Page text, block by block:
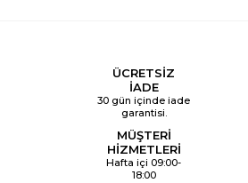
ÜCRETSİZ
İADE
30 gün içinde iade
garantisi.
MÜŞTERİ
HİZMETLERİ
Hafta içi 09:00-
18:00